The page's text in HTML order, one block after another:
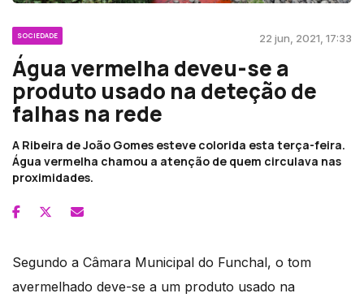
SOCIEDADE 22 jun, 2021, 17:33
Água vermelha deveu-se a
produto usado na deteção de
falhas na rede
A Ribeira de João Gomes esteve colorida esta terça-feira.
Água vermelha chamou a atenção de quem circulava nas
proximidades.
Segundo a Câmara Municipal do Funchal, o tom
avermelhado deve-se a um produto usado na